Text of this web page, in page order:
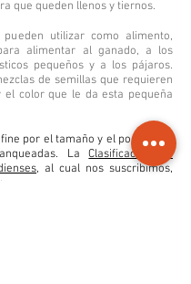
que queden llenos y tiernos.
utilizar como alimento,
alimentar al ganado, a los
pequeños y a los pájaros.
de semillas que requieren
color que le da esta pequeña
por el tamaño y el porcentaje
LaClasificación de
, al cual nos suscribimos,